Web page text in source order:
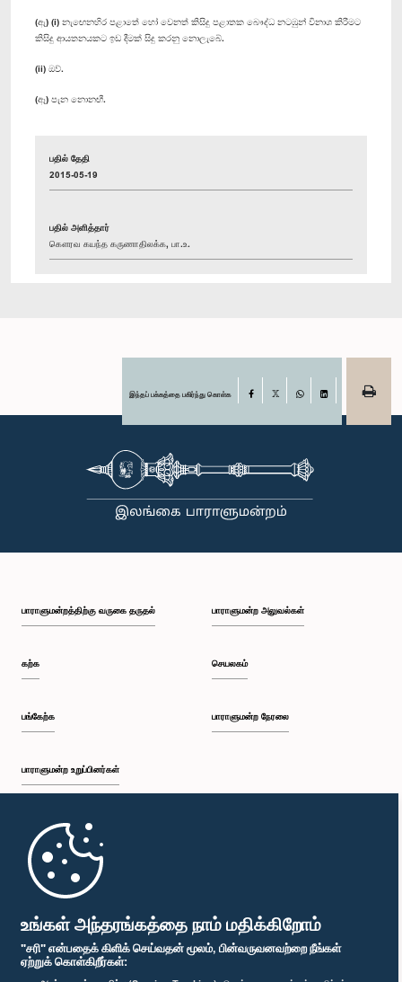
உங்கள் அந்தரங்கத்தை நாம் மதிக்கிறோம்
"சரி" என்பதைக் கிளிக் செய்வதன் மூலம், பின்வருவனவற்றை நீங்கள்
ஏற்றுக் கொள்கிறீர்கள்:
(ඇ) (i) නැ‍ඟෙනහිර පළාතේ හෝ වෙනත් කිසිදු පළාතක බෞද්ධ නටඹුන් විනාශ කිරීමට
කිසිදු ආයතනයකට ඉඩ දීමක් සිදු කරනු නොලැබේ.
(ii) ඔව්.
(ඈ) පැන නොනඟී.
பதில் தேதி
2015-05-19
பதில் அளித்தார்
கௌரவ கயந்த கருணாதிலக்க, பா.உ.
இந்தப் பக்கத்தை பகிர்ந்து கொள்க Facebook
பாராளுமன்றத்திற்கு வருகை தருதல்
கற்க
பங்கேற்க
பாராளுமன்ற உறுப்பினர்கள்
முதற்பக்கம்
பாராளுமன்ற அலுவல்கள்
செயலகம்
பாராளுமன்ற நேரலை
பாராளுமன்ற கையடக்க செயலி